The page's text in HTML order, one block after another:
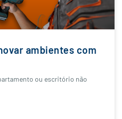
ambientes com
ou escritório não